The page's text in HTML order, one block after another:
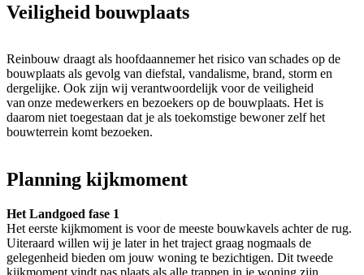
Veiligheid bouwplaats
Reinbouw draagt als hoofdaannemer het risico van schades op de
bouwplaats als gevolg van diefstal, vandalisme, brand, storm en
dergelijke. Ook zijn wij verantwoordelijk voor de veiligheid
van onze medewerkers en bezoekers op de bouwplaats. Het is
daarom niet toegestaan dat je als toekomstige bewoner zelf het
bouwterrein komt bezoeken.
Planning kijkmoment
Het Landgoed fase 1
Het eerste kijkmoment is voor de meeste bouwkavels achter de rug.
Uiteraard willen wij je later in het traject graag nogmaals de
gelegenheid bieden om jouw woning te bezichtigen. Dit tweede